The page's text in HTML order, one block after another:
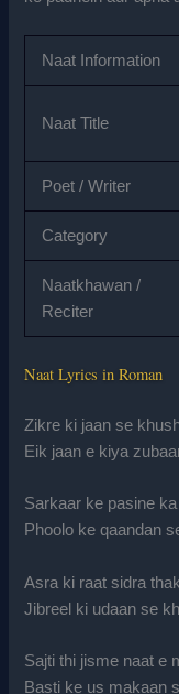
Naat Information
Naat Title
Poet / Writer
Category
Naatkhawan /
Reciter
Naat Lyrics in Roman
Zikre ki jaan se
Eik jaan e kiya
Sarkaar ke pasine
Phoolo ke qaandan
Asra ki raat sidra
Jibreel ki udaan se
Sajti thi jisme naat e
Basti ke us makaan